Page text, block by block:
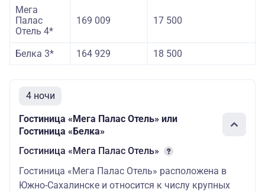
Мега
Палас
Отель 4*
169 009 17 500
Белка 3* 164 929 18 500
4 ночи
Гостиница «Мега Палас Отель» или
Гостиница «Белка»
Гостиница «Мега Палас Отель»
Гостиница «Мега Палас Отель» расположена в
Южно-Сахалинске и относится к числу крупных